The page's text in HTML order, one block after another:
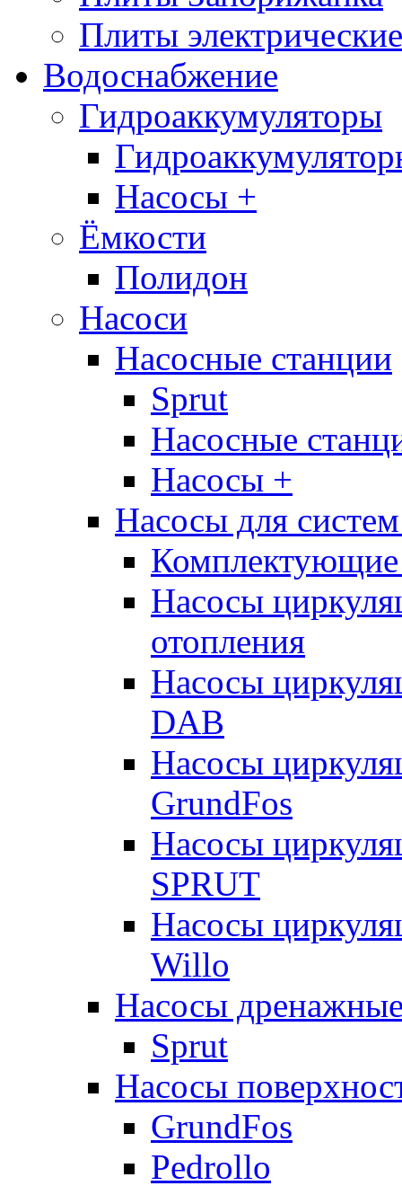
Плиты
Водоснабжение
Гидроаккумуляторы
Насосы +
Ёмкости
Полидон
Насоси
Насосные станции
Sprut
Насосные
Насосы +
Насосы для
Комплектующие
Насосы
отопления
Насосы
DAB
Насосы
GrundFos
Насосы
SPRUT
Насосы
Willo
Насосы
Sprut
Насосы
GrundFos
Pedrollo